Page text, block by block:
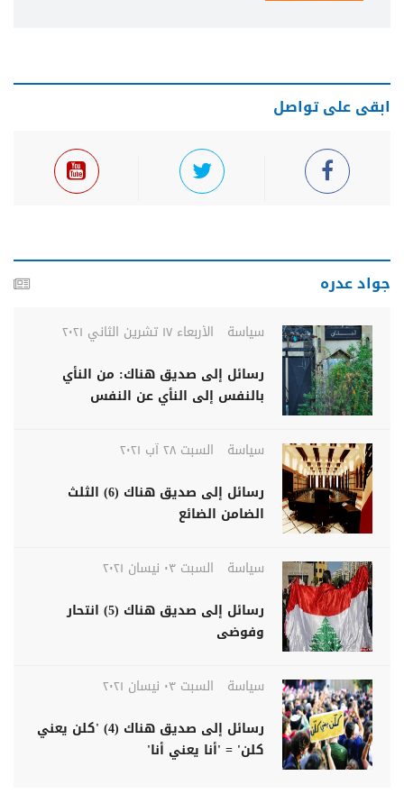
ابقى على تواصل
جواد عدره
سياسة
الأربعاء ١٧ تشرين الثاني ٢٠٢١
رسائل إلى صديق هناك: من النأي
بالنفس إلى النأي عن النفس
سياسة
السبت ٢٨ آب ٢٠٢١
رسائل إلى صديق هناك (6) الثلث
الضامن الضائع
سياسة
السبت ٠٣ نيسان ٢٠٢١
رسائل إلى صديق هناك (5) انتحار
وفوضى
سياسة
السبت ٠٣ نيسان ٢٠٢١
رسائل إلى صديق هناك (4) 'كلن يعني
كلن' = 'أنا يعني أنا'